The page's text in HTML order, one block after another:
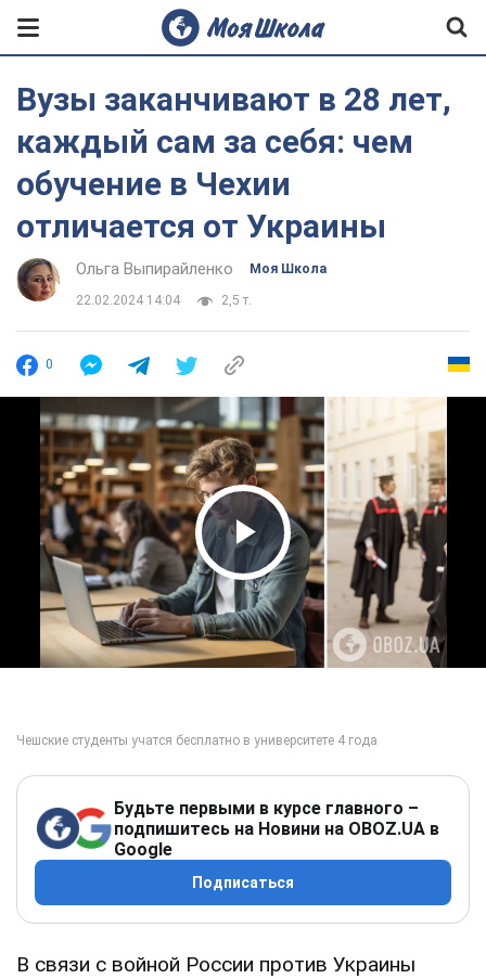
Вузы заканчивают в 28 лет,
каждый сам за себя: чем
обучение в Чехии
отличается от Украины
Ольга Выпирайленко Моя Школа
22.02.2024 14:04 2,5 т.
0
Play Video
Будьте первыми в курсе главного –
подпишитесь на Новини на OBOZ.UA в
Google
Подписаться
В связи с войной России против Украины